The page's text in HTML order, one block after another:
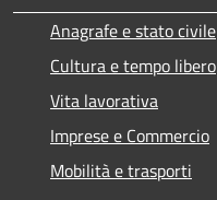
Anagrafe e stato civile
Cultura e tempo libero
Vita lavorativa
Imprese e Commercio
Mobilità e trasporti